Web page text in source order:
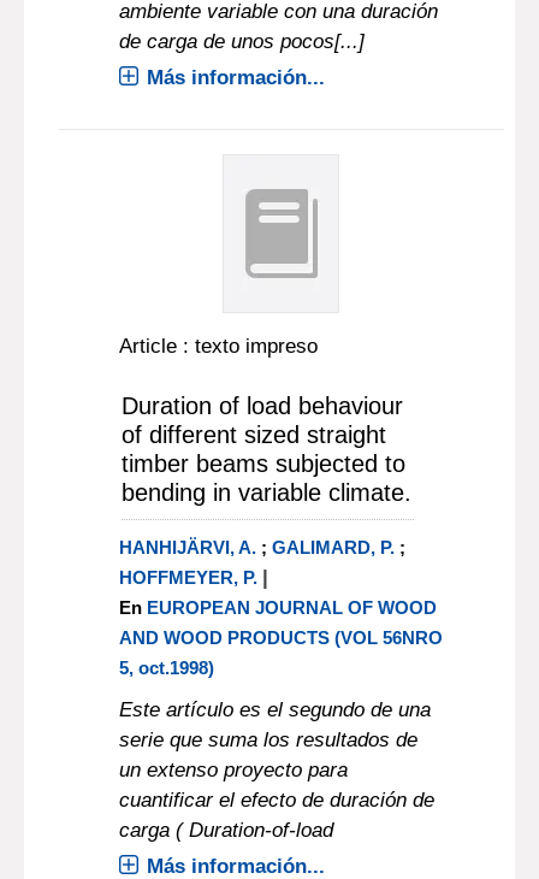
ambiente variable con una duración
de carga de unos pocos[...]
Más información...
Article : texto impreso
Duration of load behaviour
of different sized straight
timber beams subjected to
bending in variable climate.
HANHIJÄRVI, A.; GALIMARD, P.;
HOFFMEYER, P. |
En EUROPEAN JOURNAL OF WOOD
AND WOOD PRODUCTS (VOL 56NRO
5, oct.1998)
Este artículo es el segundo de una
serie que suma los resultados de
un extenso proyecto para
cuantificar el efecto de duración de
carga ( Duration-of-load
Más información...